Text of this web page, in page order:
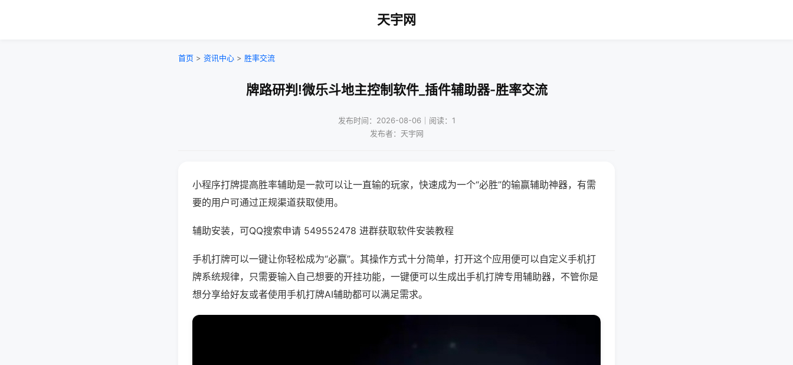
天宇网
首页 > 资讯中心 > 胜率交流
牌路研判!微乐斗地主控制软件_插件辅助器-胜率交流
发布时间：2026-08-06｜阅读：1
发布者：天宇网
小程序打牌提高胜率辅助是一款可以让一直输的玩家，快速成为一个“必胜”的输赢辅助神器，有需
要的用户可通过正规渠道获取使用。
辅助安装，可QQ搜索申请 549552478 进群获取软件安装教程
手机打牌可以一键让你轻松成为“必赢”。其操作方式十分简单，打开这个应用便可以自定义手机打
牌系统规律，只需要输入自己想要的开挂功能，一键便可以生成出手机打牌专用辅助器，不管你是
想分享给好友或者使用手机打牌AI辅助都可以满足需求。